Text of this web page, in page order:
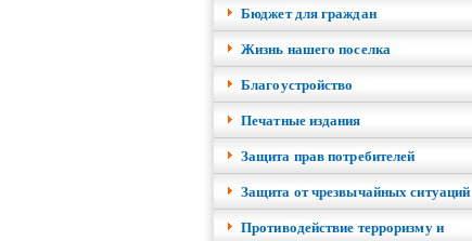
Бюджет для граждан
Жизнь нашего поселка
Благоустройство
Печатные издания
Защита прав потребителей
Защита от чрезвычайных ситуаций
Противодействие терроризму и